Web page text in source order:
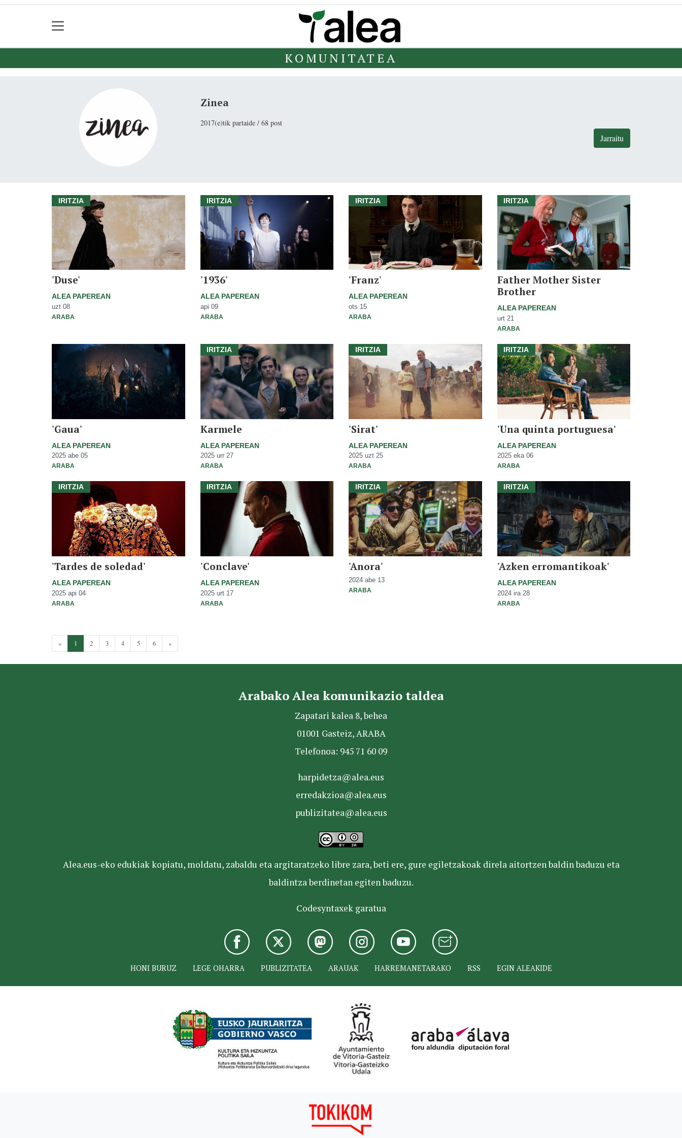
KOMUNITATEA
Zinea
2017(e)tik partaide / 68 post
Jarraitu
IRITZIA
'Duse'
ALEA PAPEREAN
uzt 08
ARABA
IRITZIA
'1936'
ALEA PAPEREAN
api 09
ARABA
IRITZIA
'Franz'
ALEA PAPEREAN
ots 15
ARABA
IRITZIA
Father Mother Sister
Brother
ALEA PAPEREAN
urt 21
ARABA
'Gaua'
ALEA PAPEREAN
2025 abe 05
ARABA
IRITZIA
Karmele
ALEA PAPEREAN
2025 urr 27
ARABA
IRITZIA
'Sirat'
ALEA PAPEREAN
2025 uzt 25
ARABA
IRITZIA
'Una quinta portuguesa'
ALEA PAPEREAN
2025 eka 06
ARABA
IRITZIA
'Tardes de soledad'
ALEA PAPEREAN
2025 api 04
ARABA
IRITZIA
'Conclave'
ALEA PAPEREAN
2025 urt 17
ARABA
IRITZIA
'Anora'
2024 abe 13
ARABA
IRITZIA
'Azken erromantikoak'
ALEA PAPEREAN
2024 ira 28
ARABA
« 1 2 3 4 5 6 »
Arabako Alea komunikazio taldea
Zapatari kalea 8, behea
01001 Gasteiz, ARABA
Telefonoa: 945 71 60 09
harpidetza@alea.eus
erredakzioa@alea.eus
publizitatea@alea.eus
Alea.eus-eko edukiak kopiatu, moldatu, zabaldu eta argitaratzeko libre zara, beti ere, gure egiletzakoak direla aitortzen baldin baduzu eta
baldintza berdinetan egiten baduzu.
Codesyntaxek garatua
HONI BURUZ LEGE OHARRA PUBLIZITATEA ARAUAK HARREMANETARAKO RSS EGIN ALEAKIDE